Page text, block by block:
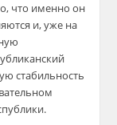
что именно он
и, уже на
стабильность